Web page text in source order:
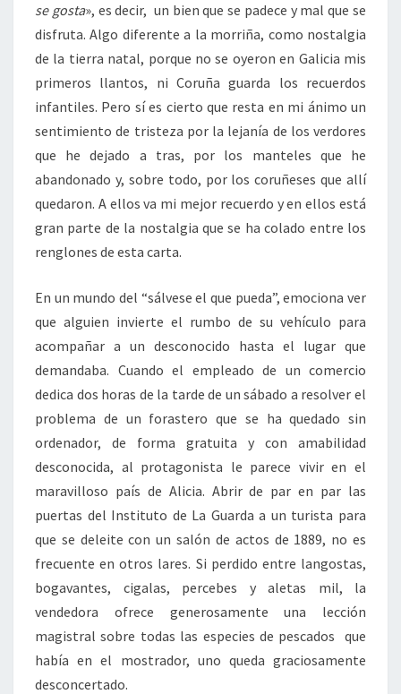
se gosta», es decir, un bien que se padece y mal que se
disfruta. Algo diferente a la morriña, como nostalgia
de la tierra natal, porque no se oyeron en Galicia mis
primeros llantos, ni Coruña guarda los recuerdos
infantiles. Pero sí es cierto que resta en mi ánimo un
sentimiento de tristeza por la lejanía de los verdores
que he dejado a tras, por los manteles que he
abandonado y, sobre todo, por los coruñeses que allí
quedaron. A ellos va mi mejor recuerdo y en ellos está
gran parte de la nostalgia que se ha colado entre los
renglones de esta carta.
En un mundo del “sálvese el que pueda”, emociona ver
que alguien invierte el rumbo de su vehículo para
acompañar a un desconocido hasta el lugar que
demandaba. Cuando el empleado de un comercio
dedica dos horas de la tarde de un sábado a resolver el
problema de un forastero que se ha quedado sin
ordenador, de forma gratuita y con amabilidad
desconocida, al protagonista le parece vivir en el
maravilloso país de Alicia. Abrir de par en par las
puertas del Instituto de La Guarda a un turista para
que se deleite con un salón de actos de 1889, no es
frecuente en otros lares. Si perdido entre langostas,
bogavantes, cigalas, percebes y aletas mil, la
vendedora ofrece generosamente una lección
magistral sobre todas las especies de pescados que
había en el mostrador, uno queda graciosamente
desconcertado.